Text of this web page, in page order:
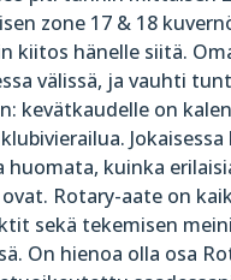
zone 17 & 18
kiitos hänelle siitä.
välissä, ja vauhti
kevätkaudelle on
huomata, kuinka
Rotary-aate on
sekä tekemisen
On hienoa olla osa